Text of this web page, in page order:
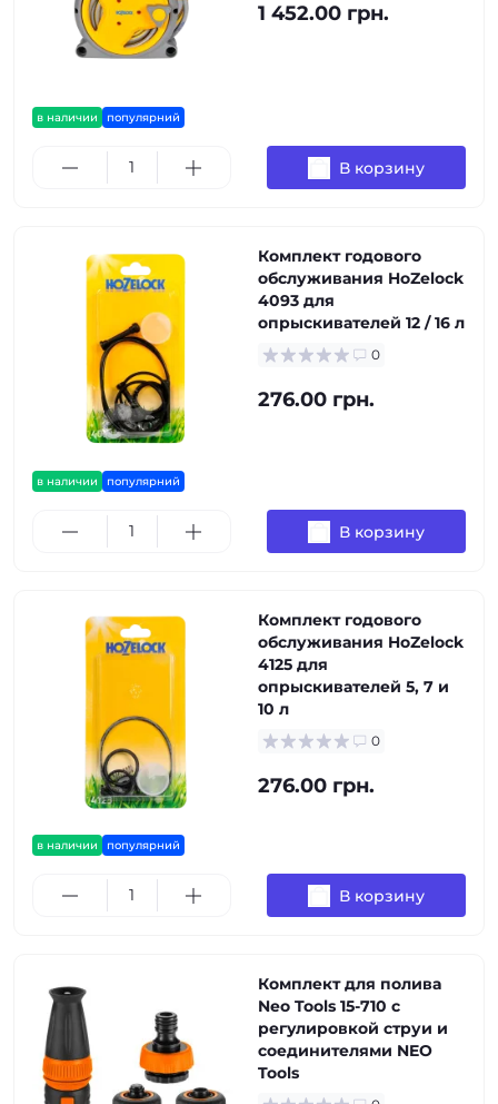
в наличии популярний
1 452.00 грн.
В корзину
в наличии популярний
Комплект годового
обслуживания HoZelock
4093 для
опрыскивателей 12 / 16 л
0
276.00 грн.
В корзину
в наличии популярний
Комплект годового
обслуживания HoZelock
4125 для
опрыскивателей 5, 7 и
10 л
0
276.00 грн.
В корзину
Комплект для полива
Neo Tools 15-710 с
регулировкой струи и
соединителями NEO
Tools